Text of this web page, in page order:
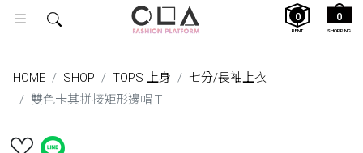
SHOPPING
0
RENT
0
HOME SHOP TOPS 上身
七分/長袖上衣
雙色卡其拼接矩形邊帽Ｔ